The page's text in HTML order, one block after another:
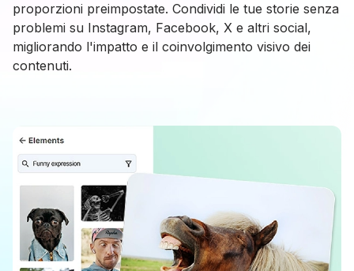
proporzioni preimpostate. Condividi le tue storie senza
problemi su Instagram, Facebook, X e altri social,
migliorando l'impatto e il coinvolgimento visivo dei
contenuti.